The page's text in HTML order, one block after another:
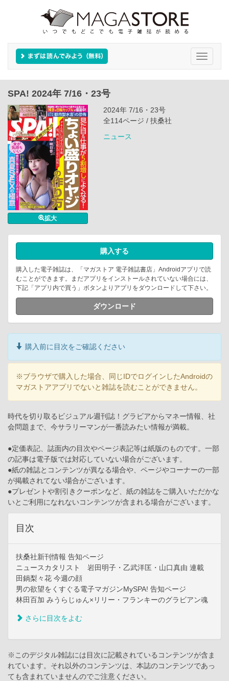
Toggle
SPA! 2024年 7/16・23号
拡大
2024年 7/16・23号
全114ページ / 扶桑社
ニュース
購入する
購入した電子雑誌は、「マガストア 電子雑誌書店」Androidアプリで読
むことができます。まだアプリをインストールされていない場合には、
下記「アプリ内で買う」ボタンよりアプリをダウンロードして下さい。
ダウンロード
購入前に目次をご確認ください
※ブラウザで購入した場合、同じIDでログインしたAndroidの
マガストアアプリでないと雑誌を読むことができません。
時代を切り取るビジュアル週刊誌！グラビアからマネー情報、社
会問題まで、今サラリーマンが一番読みたい情報が満載。
●定価表記、誌面内の目次やページ表記等は紙版のものです。一部
の記事は電子版では対応していない場合がございます。
●紙の雑誌とコンテンツが異なる場合や、ページやコーナーの一部
が掲載されてない場合がございます。
●プレゼントや割引きクーポンなど、紙の雑誌をご購入いただかな
いとご利用になれないコンテンツが含まれる場合がございます。
目次
扶桑社新刊情報 告知ページ
ニュースカタリスト 岩田明子・乙武洋匡・山口真由 連載
田鍋梨々花 今週の顔
男の欲望をくすぐる電子マガジンMySPA! 告知ページ
林田百加 みうらじゅん×リリー・フランキーのグラビアン魂
さらに目次をよむ
※このデジタル雑誌には目次に記載されているコンテンツが含ま
れています。それ以外のコンテンツは、本誌のコンテンツであっ
ても含まれていませんのでご注意ください。